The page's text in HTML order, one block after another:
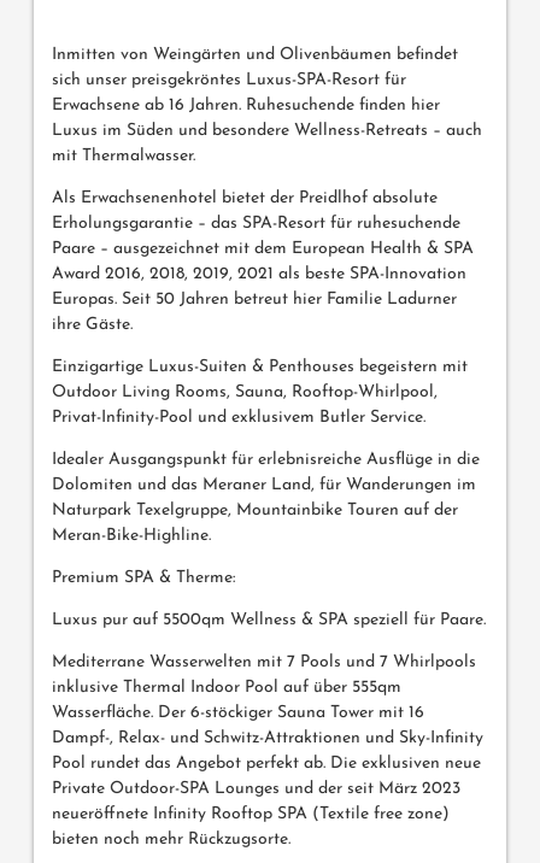
Inmitten von Weingärten und Olivenbäumen befindet
sich unser preisgekröntes Luxus-SPA-Resort für
Erwachsene ab 16 Jahren. Ruhesuchende finden hier
Luxus im Süden und besondere Wellness-Retreats – auch
mit Thermalwasser.
Als Erwachsenenhotel bietet der Preidlhof absolute
Erholungsgarantie – das SPA-Resort für ruhesuchende
Paare – ausgezeichnet mit dem European Health & SPA
Award 2016, 2018, 2019, 2021 als beste SPA-Innovation
Europas. Seit 50 Jahren betreut hier Familie Ladurner
ihre Gäste.
Einzigartige Luxus-Suiten & Penthouses begeistern mit
Outdoor Living Rooms, Sauna, Rooftop-Whirlpool,
Privat-Infinity-Pool und exklusivem Butler Service.
Idealer Ausgangspunkt für erlebnisreiche Ausflüge in die
Dolomiten und das Meraner Land, für Wanderungen im
Naturpark Texelgruppe, Mountainbike Touren auf der
Meran-Bike-Highline.
Premium SPA & Therme:
Luxus pur auf 5500qm Wellness & SPA speziell für Paare.
Mediterrane Wasserwelten mit 7 Pools und 7 Whirlpools
inklusive Thermal Indoor Pool auf über 555qm
Wasserfläche. Der 6-stöckiger Sauna Tower mit 16
Dampf-, Relax- und Schwitz-Attraktionen und Sky-Infinity
Pool rundet das Angebot perfekt ab. Die exklusiven neue
Private Outdoor-SPA Lounges und der seit März 2023
neueröffnete Infinity Rooftop SPA (Textile free zone)
bieten noch mehr Rückzugsorte.